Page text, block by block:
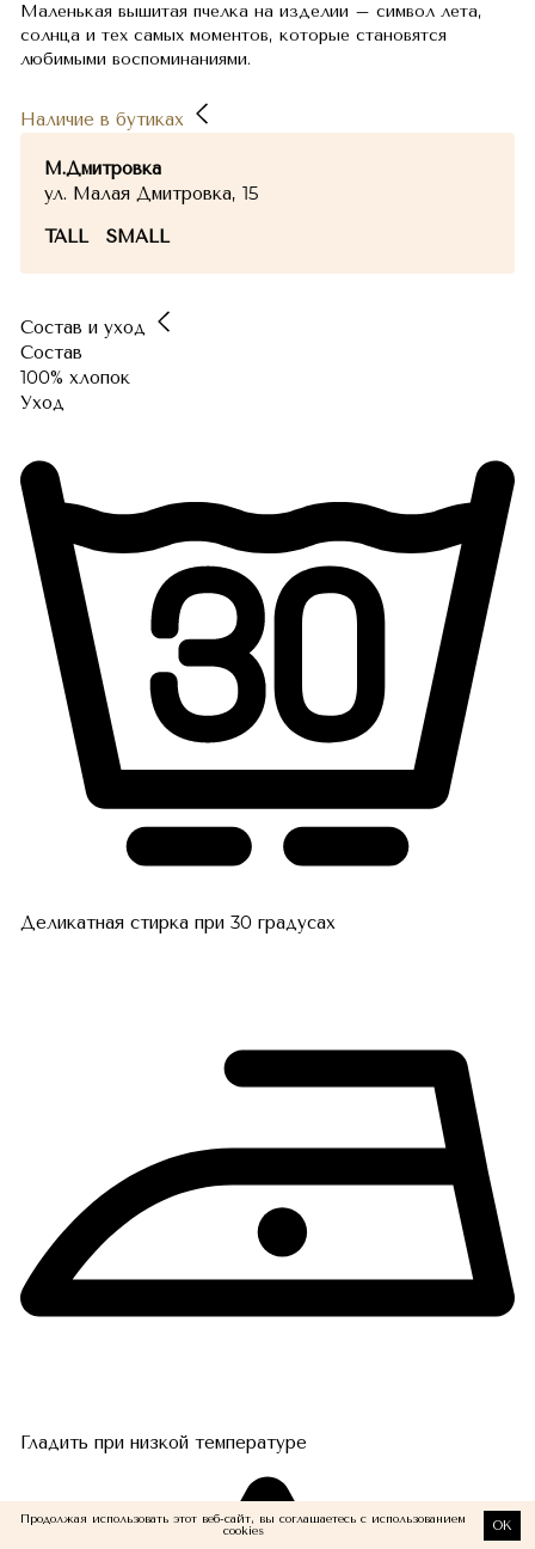
Маленькая вышитая пчелка на изделии – символ лета,
солнца и тех самых моментов, которые становятся
любимыми воспоминаниями.
Наличие в бутиках
М.Дмитровка
ул. Малая Дмитровка, 15
SMALL
TALL
Состав и уход
Состав
100% хлопок
Уход
Деликатная стирка при 30 градусах
Гладить при низкой температуре
Продолжая использовать этот веб-сайт, вы соглашаетесь с использованием
cookies
OK